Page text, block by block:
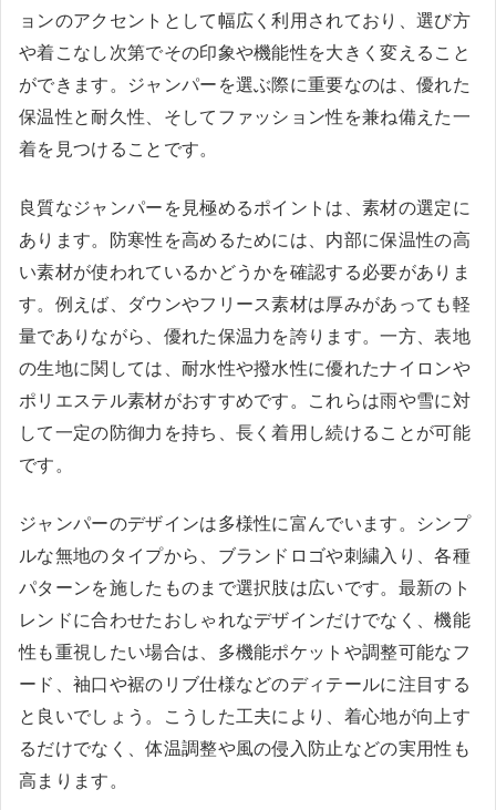
ョンのアクセントとして幅広く利用されており、選び方
や着こなし次第でその印象や機能性を大きく変えること
ができます。ジャンパーを選ぶ際に重要なのは、優れた
保温性と耐久性、そしてファッション性を兼ね備えた一
着を見つけることです。
良質なジャンパーを見極めるポイントは、素材の選定に
あります。防寒性を高めるためには、内部に保温性の高
い素材が使われているかどうかを確認する必要がありま
す。例えば、ダウンやフリース素材は厚みがあっても軽
量でありながら、優れた保温力を誇ります。一方、表地
の生地に関しては、耐水性や撥水性に優れたナイロンや
ポリエステル素材がおすすめです。これらは雨や雪に対
して一定の防御力を持ち、長く着用し続けることが可能
です。
ジャンパーのデザインは多様性に富んでいます。シンプ
ルな無地のタイプから、ブランドロゴや刺繍入り、各種
パターンを施したものまで選択肢は広いです。最新のト
レンドに合わせたおしゃれなデザインだけでなく、機能
性も重視したい場合は、多機能ポケットや調整可能なフ
ード、袖口や裾のリブ仕様などのディテールに注目する
と良いでしょう。こうした工夫により、着心地が向上す
るだけでなく、体温調整や風の侵入防止などの実用性も
高まります。